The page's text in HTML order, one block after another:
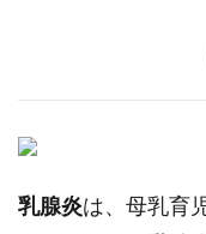
乳腺炎は、母乳育